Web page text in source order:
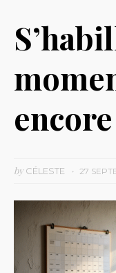
byCÉLESTE 27